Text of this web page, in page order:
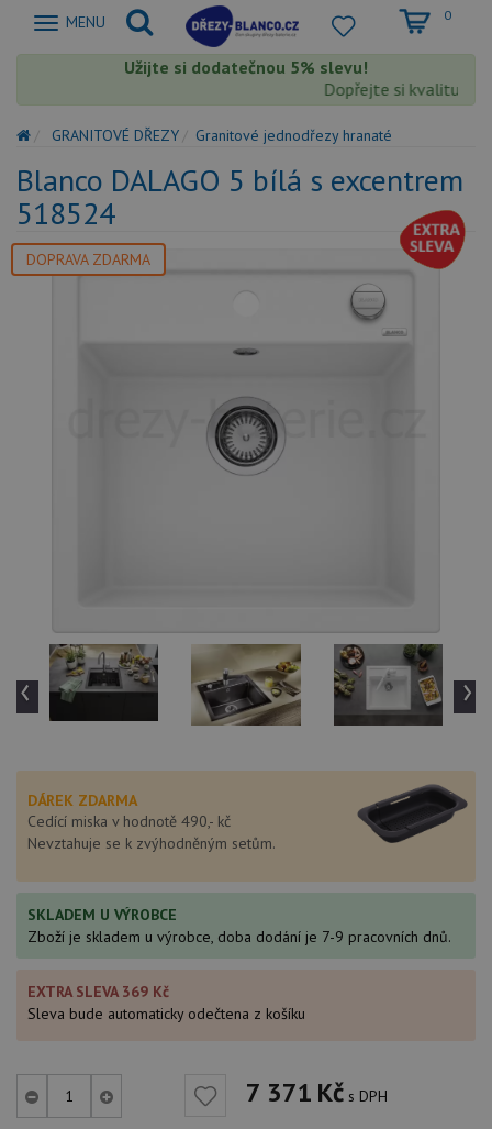
Zobrazit
MENU 0
Užijte si dodatečnou 5% slevu!
Dopřejte si kvalitu
GRANITOVÉ DŘEZY Granitové jednodřezy hranaté
Blanco DALAGO 5 bílá s excentrem
518524
DOPRAVA ZDARMA
‹ ›
DÁREK ZDARMA
Cedící miska v hodnotě 490,- kč
Nevztahuje se k zvýhodněným setům.
SKLADEM U VÝROBCE
Zboží je skladem u výrobce, doba dodání je 7-9 pracovních dnů.
EXTRA SLEVA 369 Kč
Sleva bude automaticky odečtena z košíku
7 371 Kč s DPH